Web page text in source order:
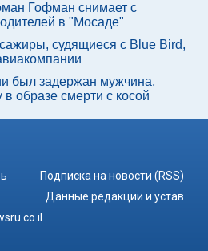
Гофман снимает с
в "Мосаде"
судящиеся с Blue Bird,
был задержан мужчина,
образе смерти с косой
Подписка на новости (RSS)
Данные редакции и устав